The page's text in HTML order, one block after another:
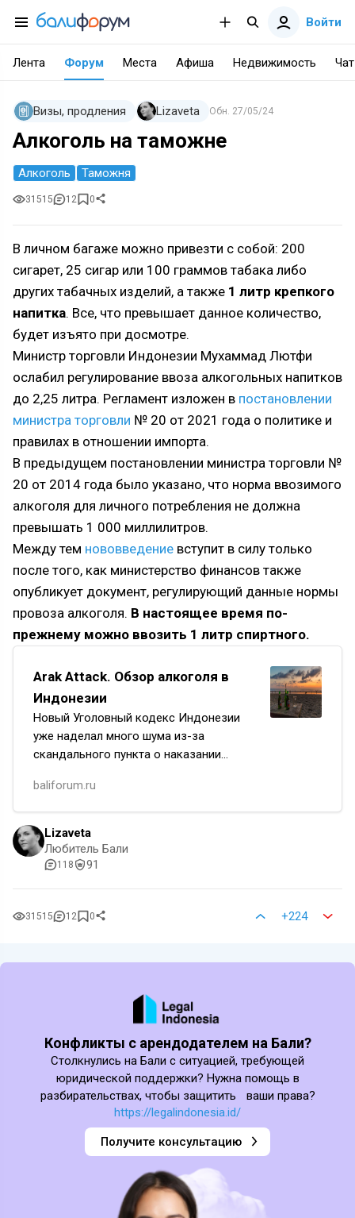
Войти
Лента Форум Места Афиша Недвижимость Чат
Визы, продления Lizaveta Обн. 27/05/24
Алкоголь на таможне
Алкоголь Таможня
31515 12 0
В личном багаже можно привезти с собой: 200
сигарет, 25 сигар или 100 граммов табака либо
других табачных изделий, а также 1 литр крепкого
напитка. Все, что превышает данное количество,
будет изъято при досмотре.
Министр торговли Индонезии Мухаммад Лютфи
ослабил регулирование ввоза алкогольных напитков
до 2,25 литра. Регламент изложен в постановлении
министра торговли № 20 от 2021 года о политике и
правилах в отношении импорта.
В предыдущем постановлении министра торговли №
20 от 2014 года было указано, что норма ввозимого
алкоголя для личного потребления не должна
превышать 1 000 миллилитров.
Между тем нововведение вступит в силу только
после того, как министерство финансов также
опубликует документ, регулирующий данные нормы
провоза алкоголя. В настоящее время по-
прежнему можно ввозить 1 литр спиртного.
Arak Attack. Обзор алкоголя в
Индонезии
Новый Уголовный кодекс Индонезии
уже наделал много шума из-за
скандального пункта о наказании
Оказалось, что есть в нем моменты,
которые касаются не только
любителей адюль…
baliforum.ru
Lizaveta
Любитель Бали
118 91
31515 12 0 +224
Конфликты с арендодателем на Бали?
Столкнулись на Бали с ситуацией, требующей
юридической поддержки? Нужна помощь в
разбирательствах, чтобы защитить ваши права?
https://legalindonesia.id/
Получите консультацию